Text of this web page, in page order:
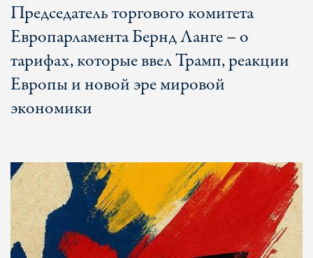
Председатель торгового комитета
Европарламента Бернд Ланге – о
тарифах, которые ввел Трамп, реакции
Европы и новой эре мировой
экономики